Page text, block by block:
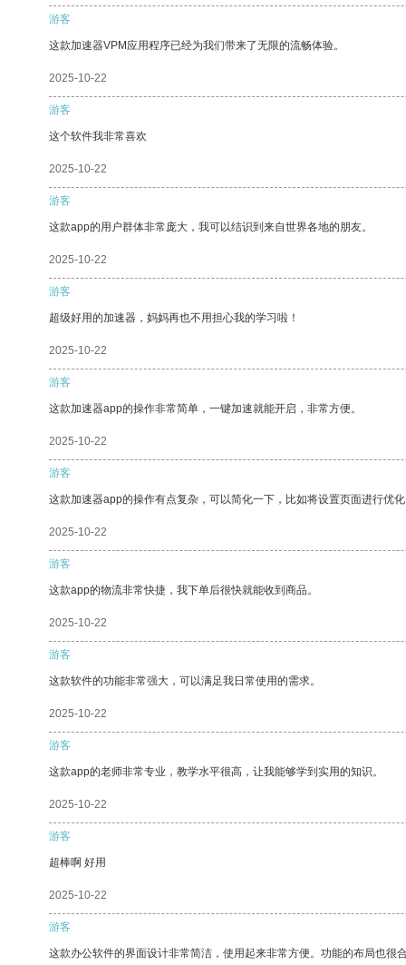
游客
这款加速器VPM应用程序已经为我们带来了无限的流畅体验。
2025-10-22
游客
这个软件我非常喜欢
2025-10-22
游客
这款app的用户群体非常庞大，我可以结识到来自世界各地的朋友。
2025-10-22
游客
超级好用的加速器，妈妈再也不用担心我的学习啦！
2025-10-22
游客
这款加速器app的操作非常简单，一键加速就能开启，非常方便。
2025-10-22
游客
这款加速器app的操作有点复杂，可以简化一下，比如将设置页面进行优
2025-10-22
游客
这款app的物流非常快捷，我下单后很快就能收到商品。
2025-10-22
游客
这款软件的功能非常强大，可以满足我日常使用的需求。
2025-10-22
游客
这款app的老师非常专业，教学水平很高，让我能够学到实用的知识。
2025-10-22
游客
超棒啊 好用
2025-10-22
游客
这款办公软件的界面设计非常简洁，使用起来非常方便。功能的布局也很